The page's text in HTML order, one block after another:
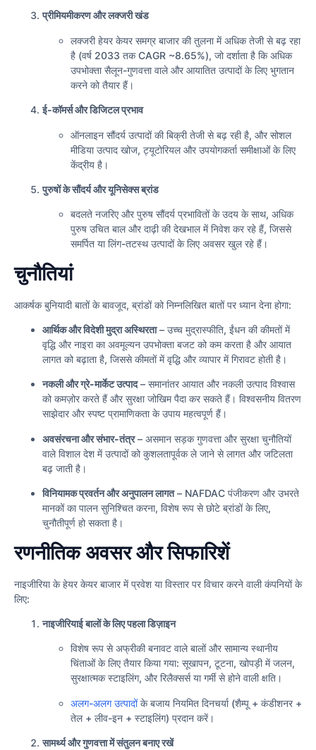
प्रीमियमीकरण और लक्जरी खंड
लक्जरी हेयर केयर समग्र बाजार की तुलना में अधिक तेजी से बढ़ रहा
है (वर्ष 2033 तक CAGR ~8.65%), जो दर्शाता है कि अधिक
उपभोक्ता सैलून-गुणवत्ता वाले और आयातित उत्पादों के लिए भुगतान
करने को तैयार हैं।
ई-कॉमर्स और डिजिटल प्रभाव
ऑनलाइन सौंदर्य उत्पादों की बिक्री तेजी से बढ़ रही है, और सोशल
मीडिया उत्पाद खोज, ट्यूटोरियल और उपयोगकर्ता समीक्षाओं के लिए
केंद्रीय है।
पुरुषों के सौंदर्य और यूनिसेक्स ब्रांड
बदलते नजरिए और पुरुष सौंदर्य प्रभावितों के उदय के साथ, अधिक
पुरुष उचित बाल और दाढ़ी की देखभाल में निवेश कर रहे हैं, जिससे
समर्पित या लिंग-तटस्थ उत्पादों के लिए अवसर खुल रहे हैं।
चुनौतियां
आकर्षक बुनियादी बातों के बावजूद, ब्रांडों को निम्नलिखित बातों पर ध्यान देना होगा:
आर्थिक और विदेशी मुद्रा अस्थिरता– उच्च मुद्रास्फीति, ईंधन की कीमतों में
वृद्धि और नाइरा का अवमूल्यन उपभोक्ता बजट को कम करता है और आयात
लागत को बढ़ाता है, जिससे कीमतों में वृद्धि और व्यापार में गिरावट होती है।
नकली और ग्रे-मार्केट उत्पाद– समानांतर आयात और नकली उत्पाद विश्वास
को कमज़ोर करते हैं और सुरक्षा जोखिम पैदा कर सकते हैं। विश्वसनीय वितरण
साझेदार और स्पष्ट प्रामाणिकता के उपाय महत्वपूर्ण हैं।
अवसंरचना और संभार-तंत्र– असमान सड़क गुणवत्ता और सुरक्षा चुनौतियों
वाले विशाल देश में उत्पादों को कुशलतापूर्वक ले जाने से लागत और जटिलता
बढ़ जाती है।
विनियामक प्रवर्तन और अनुपालन लागत– NAFDAC पंजीकरण और उभरते
मानकों का पालन सुनिश्चित करना, विशेष रूप से छोटे ब्रांडों के लिए,
चुनौतीपूर्ण हो सकता है।
रणनीतिक अवसर और सिफारिशें
नाइजीरिया के हेयर केयर बाजार में प्रवेश या विस्तार पर विचार करने वाली कंपनियों के
लिए:
नाइजीरियाई बालों के लिए पहला डिज़ाइन
विशेष रूप से अफ्रीकी बनावट वाले बालों और सामान्य स्थानीय
चिंताओं के लिए तैयार किया गया: सूखापन, टूटना, खोपड़ी में जलन,
सुरक्षात्मक स्टाइलिंग, और रिलैक्सर्स या गर्मी से होने वाली क्षति।
अलग-अलग उत्पादोंके बजाय नियमित दिनचर्या (शैम्पू + कंडीशनर +
तेल + लीव-इन + स्टाइलिंग) प्रदान करें।
सामर्थ्य और गुणवत्ता में संतुलन बनाए रखें